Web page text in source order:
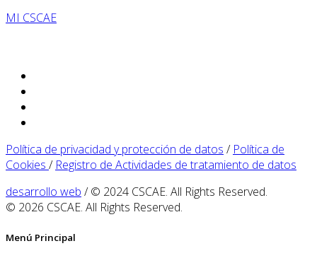
MI CSCAE
Política de privacidad y protección de datos / Política de
Cookies / Registro de Actividades de tratamiento de datos
desarrollo web / © 2024 CSCAE. All Rights Reserved.
© 2026 CSCAE. All Rights Reserved.
Menú Principal